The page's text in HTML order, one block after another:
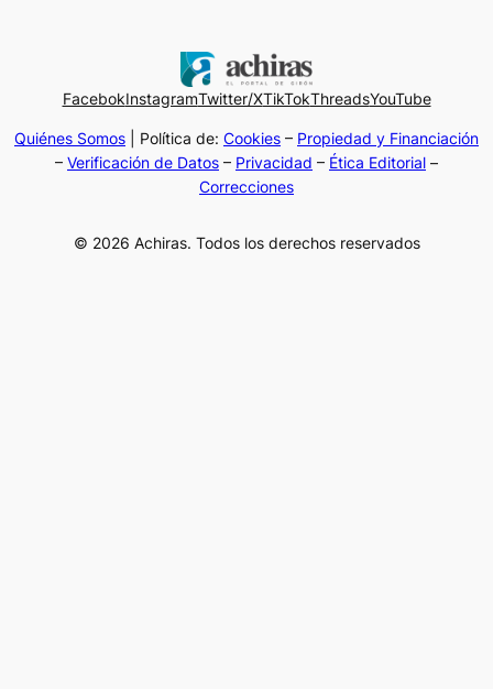
FacebokInstagramTwitter/XTikTokThreadsYouTube
Quiénes Somos | Política de: Cookies – Propiedad y Financiación
– Verificación de Datos – Privacidad – Ética Editorial –
Correcciones
© 2026 Achiras. Todos los derechos reservados